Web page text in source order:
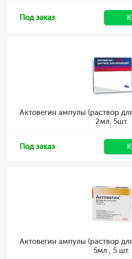
Под заказ
Актовегин ампулы (раствор
2мл, 5шт.
Под заказ
Актовегин ампулы (раствор
5мл , 5 шт.